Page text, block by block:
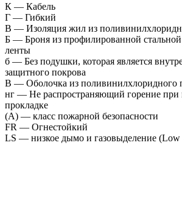
К — Кабель
Г — Гибкий
В — Изоляция жил из
Б — Броня из профилированной
ленты
б — Без подушки, которая является
защитного покрова
В — Оболочка из поливинилхлоридного
нг — Не распространяющий горение при
прокладке
(А) — класс пожарной безопасности
FR — Огнестойкий
LS — низкое дымо и газовыделение (Low